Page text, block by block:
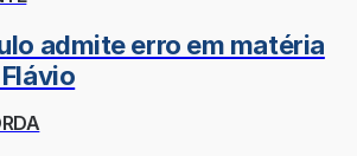
admite erro em matéria